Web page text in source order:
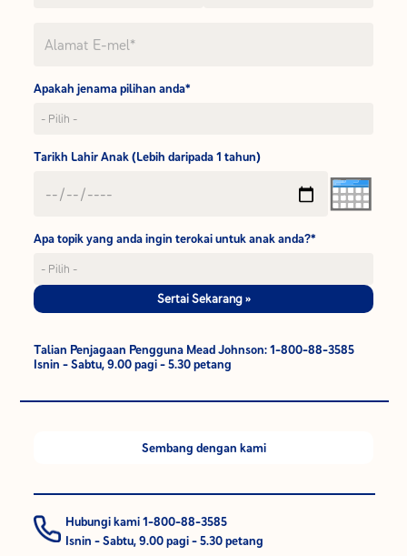
Apakah jenama pilihan anda*
Tarikh Lahir Anak (Lebih daripada 1 tahun)
Apa topik yang anda ingin terokai untuk anak anda?*
Sertai Sekarang »
Talian Penjagaan Pengguna Mead Johnson: 1-800-88-3585
Isnin - Sabtu, 9.00 pagi - 5.30 petang
Sembang dengan kami
Hubungi kami 1-800-88-3585
Isnin - Sabtu, 9.00 pagi - 5.30 petang